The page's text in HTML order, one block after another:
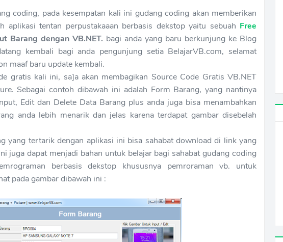
coding, pada kesempatan kali ini gudang coding akan memberikan
aplikasi tentan perpustakaaan berbasis dekstop yaitu sebuah Free
Barang dengan VB.NET. bagi anda yang baru berkunjung ke Blog
kembali bagi anda pengunjung setia BelajarVB.com, selamat
maaf baru update kembali.
gratis kali ini, sa]a akan membagikan Source Code Gratis VB.NET
Sebagai contoh dibawah ini adalah Form Barang, yang nantinya
Edit dan Delete Data Barang plus anda juga bisa menambahkan
anda lebih menarik dan jelas karena terdapat gambar disebelah
yang tertarik dengan aplikasi ini bisa sahabat download di link yang
juga dapat menjadi bahan untuk belajar bagi sahabat gudang coding
berbasis dekstop khususnya pemroraman vb. untuk
pada gambar dibawah ini :